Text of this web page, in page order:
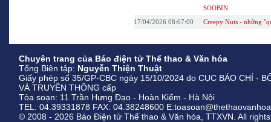
SOOBIN
17/04/2026 08:07:00
Creepy Nuts - những
Chuyên trang của Báo điện tử Thể thao & Văn hóa
Tổng Biên tập: Nguyễn Thiện Thuật
Giấy phép số 35/GP-CBC ngày 15/10/2024 do CỤC BÁO CHÍ -
VÀ TRUYỀN THÔNG cấp
Tòa soạn: 11 Trần Hưng Đạo - Hoàn Kiếm - Hà Nội
TEL: 04.39331878 FAX: 04.38248600
© 2008 - 2026 Báo Điện tử Thể thao & Văn hóa, TTXVN. All